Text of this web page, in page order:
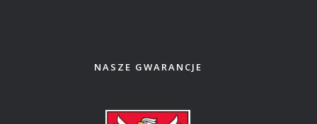
NASZE GWARANCJE